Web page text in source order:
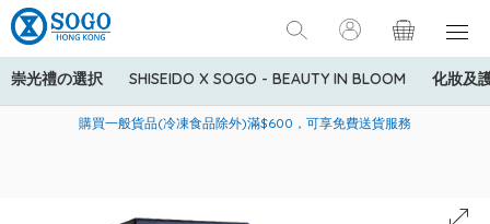
崇光禮の選択 SHISEIDO X SOGO - BEAUTY IN BLOOM 化妝及
美國運通Explorer®信用卡會員購物禮遇：高達5%簽賬回贈！
購買一般貨品(冷凍食品除外)滿$600，可享免費送貨服務
寄送中國內地服務只適用於指定商品，若訂單金額少於HK$600(折